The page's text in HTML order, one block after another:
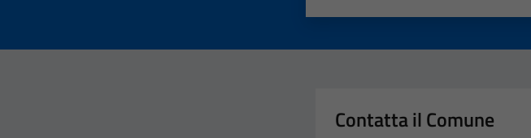
Contatta il Comune